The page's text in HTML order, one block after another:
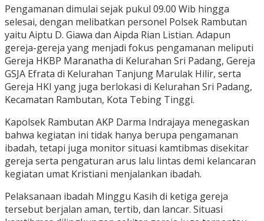
Pengamanan dimulai sejak pukul 09.00 Wib hingga
selesai, dengan melibatkan personel Polsek Rambutan
yaitu Aiptu D. Giawa dan Aipda Rian Listian. Adapun
gereja-gereja yang menjadi fokus pengamanan meliputi
Gereja HKBP Maranatha di Kelurahan Sri Padang, Gereja
GSJA Efrata di Kelurahan Tanjung Marulak Hilir, serta
Gereja HKI yang juga berlokasi di Kelurahan Sri Padang,
Kecamatan Rambutan, Kota Tebing Tinggi.
Kapolsek Rambutan AKP Darma Indrajaya menegaskan
bahwa kegiatan ini tidak hanya berupa pengamanan
ibadah, tetapi juga monitor situasi kamtibmas disekitar
gereja serta pengaturan arus lalu lintas demi kelancaran
kegiatan umat Kristiani menjalankan ibadah.
Pelaksanaan ibadah Minggu Kasih di ketiga gereja
tersebut berjalan aman, tertib, dan lancar. Situasi